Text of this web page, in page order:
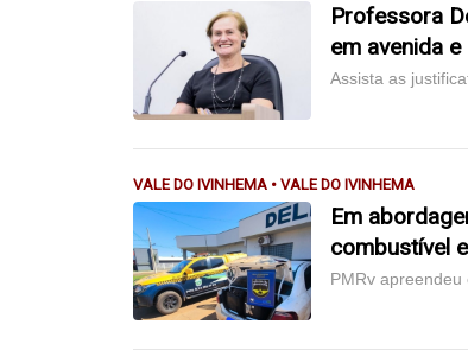
Professora
em avenida
Assista as
VALE DO IVINHEMA • VALE DO IVINHEMA
Em
combustível
PMRv